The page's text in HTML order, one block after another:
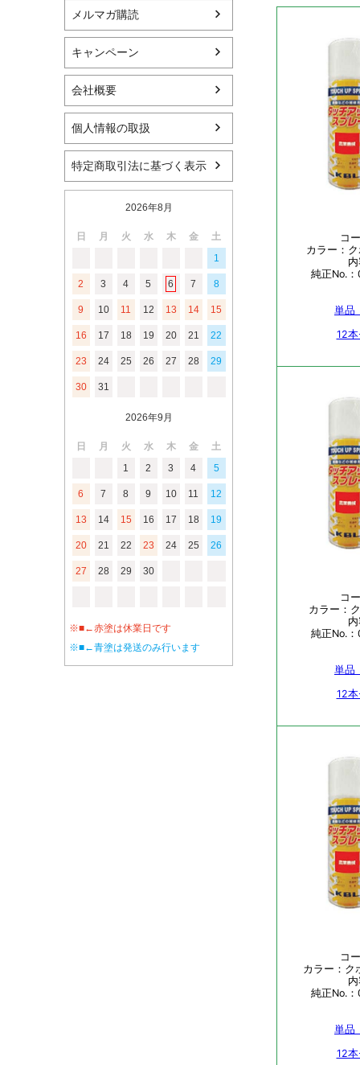
メルマガ購読
キャンペーン
会社概要
個人情報の取扱
特定商取引法に基づく表示
2026年8月
日 月 火 水 木 金
土
1
2 3 4 5 6 7 8
9 10 11 12 13 14 15
16 17 18 19 20 21 22
23 24 25 26 27 28 29
30 31
2026年9月
日 月 火 水 木 金
土
1
2 3 4 5
6 7 8 9 10 11 12
13 14 15 16 17 18 19
20 21 22 23 24 25 26
27 28 29 30
※■←赤塗は休業日です
※■←青塗は発送のみ行います